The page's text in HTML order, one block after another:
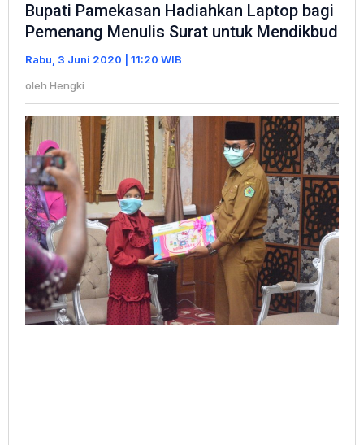
Hadiahkan
Laptop
Menulis
Surat
untuk
Mendikbud
Bupati Pamekasan Hadiahkan Laptop bagi
Pemenang Menulis Surat untuk Mendikbud
Rabu, 3 Juni 2020 | 11:20 WIB
oleh Hengki